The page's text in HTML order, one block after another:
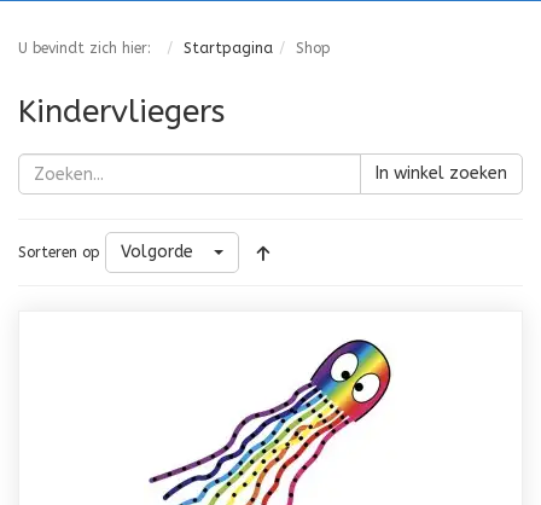
U bevindt zich hier: Startpagina Shop
Kindervliegers
In winkel zoeken
Sorteren op Volgorde